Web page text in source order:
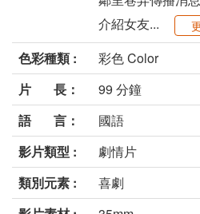
介紹女友...
色彩種類 :
彩色 Color
片 長：
99 分鐘
語 言：
國語
影片類型 :
劇情片
類別元素 :
喜劇